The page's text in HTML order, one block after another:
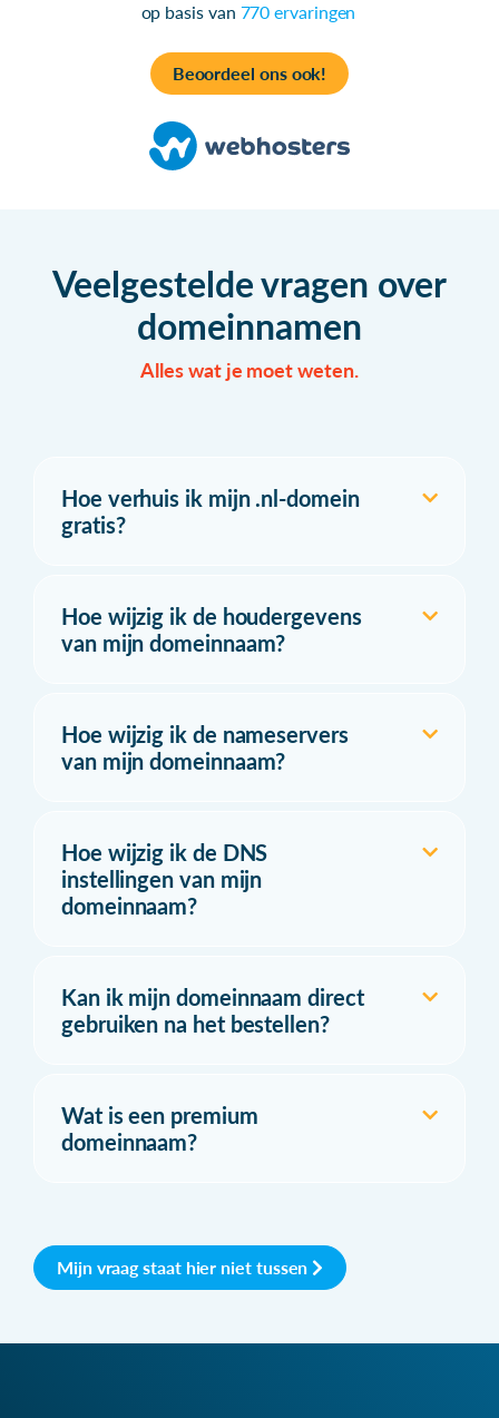
op basis van 770 ervaringen
Beoordeel ons ook!
Veelgestelde vragen over
domeinnamen
Alles wat je moet weten.
Hoe verhuis ik mijn .nl-domein
gratis?
Hoe wijzig ik de houdergevens
van mijn domeinnaam?
Hoe wijzig ik de nameservers
van mijn domeinnaam?
Hoe wijzig ik de DNS
instellingen van mijn
domeinnaam?
Kan ik mijn domeinnaam direct
gebruiken na het bestellen?
Wat is een premium
domeinnaam?
Mijn vraag staat hier niet tussen